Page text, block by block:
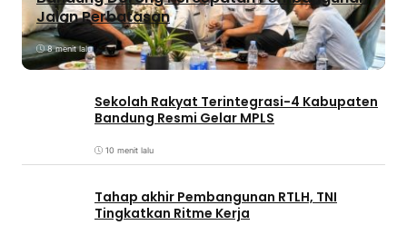
Jalan Perbatasan
8 menit lalu
Sekolah Rakyat Terintegrasi-4 Kabupaten
Bandung Resmi Gelar MPLS
10 menit lalu
Tahap akhir Pembangunan RTLH, TNI
Tingkatkan Ritme Kerja